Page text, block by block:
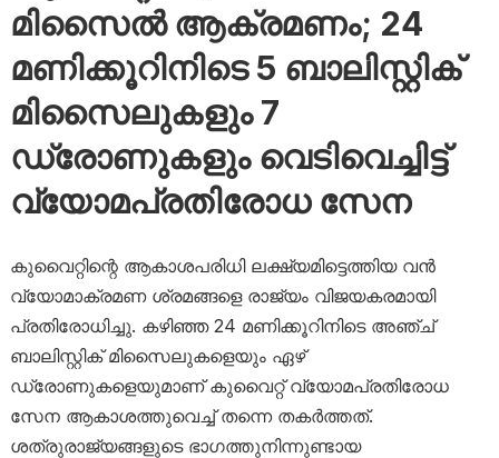
മിസൈൽ ആക്രമണം; 24
മണിക്കൂറിനിടെ 5 ബാലിസ്റ്റിക്
മിസൈലുകളും 7
ഡ്രോണുകളും വെടിവെച്ചിട്ട്
വ്യോമപ്രതിരോധ സേന
കുവൈറ്റിന്റെ ആകാശപരിധി ലക്ഷ്യമിട്ടെത്തിയ വൻ
വ്യോമാക്രമണ ശ്രമങ്ങളെ രാജ്യം വിജയകരമായി
പ്രതിരോധിച്ചു. കഴിഞ്ഞ 24 മണിക്കൂറിനിടെ അഞ്ച്
ബാലിസ്റ്റിക് മിസൈലുകളെയും ഏഴ്
ഡ്രോണുകളെയുമാണ് കുവൈറ്റ് വ്യോമപ്രതിരോധ
സേന ആകാശത്തുവെച്ച് തന്നെ തകർത്തത്.
ശത്രുരാജ്യങ്ങളുടെ ഭാഗത്തുനിന്നുണ്ടായ